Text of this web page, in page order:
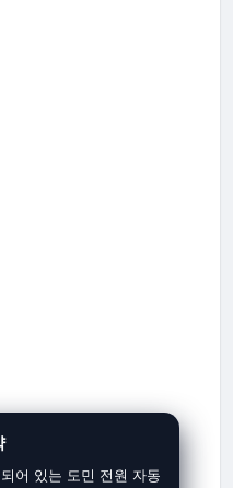
어 있는 도민 전원 자동